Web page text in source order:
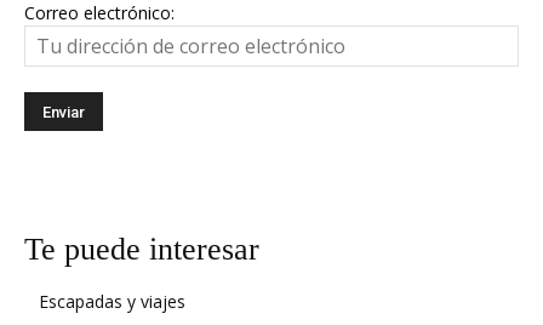
Correo electrónico:
Te puede interesar
Escapadas y viajes